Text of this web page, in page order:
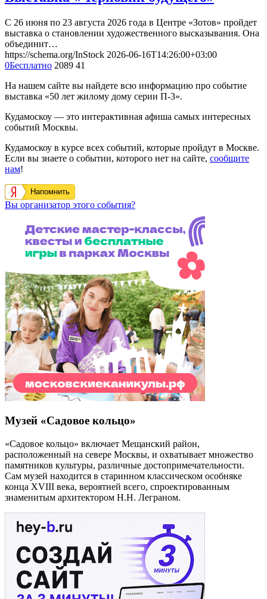
С 26 июня по 23 августа 2026 года в Центре «Зотов» пройдет
выставка о становлении художественного высказывания. Она
объединит…
https://schema.org/InStock 2026-06-16T14:26:00+03:00
0Бесплатно 2089 41
На нашем сайте вы найдете всю информацию про событие
выставка «50 лет жилому дому серии П-3».
Кудамоскоу — это интерактивная афиша самых интересных
событий Москвы.
Кудамоскоу в курсе всех событий, которые пройдут в Москве.
Если вы знаете о событии, которого нет на сайте, сообщите
нам!
Напомнить
Вы организатор этого события?
Музей «Садовое кольцо»
«Садовое кольцо» включает Мещанский район,
расположенный на севере Москвы, и охватывает множество
памятников культуры, различные достопримечательности.
Сам музей находится в старинном классическом особняке
конца XVIII века, вероятней всего, спроектированным
знаменитым архитектором Н.Н. Леграном.